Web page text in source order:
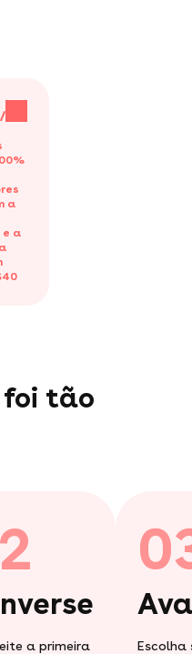
a
e a
foi tão
a primeira
Escolha